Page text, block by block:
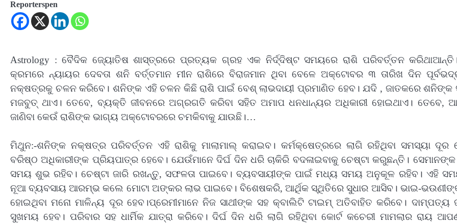
Reporterspen
Astrology : ବୈଦିକ ଜ୍ୟୋତିଷ ଶାସ୍ତ୍ରରେ ପ୍ରତ୍ୟକ ଗ୍ରହ ଏକ ନିର୍ଦ୍ଦିଷ୍ଟ ସମୟରେ ରାଶି ପରିବର୍ତ୍ତନ
କ୍ରମରେ ନ୍ୟାୟର ଦେବତା ଶନି ବର୍ତ୍ତମାନ ମୀନ ରାଶିରେ ବିରାଜମାନ ଥିବା ବେଳେ ଅକ୍ଟୋବର ୩ ତାରିଖ ଦିନ
ନକ୍ଷତ୍ରକୁ ଚଳନ କରିବେ। ଶନିଙ୍କ ଏହି ଚଳନ କିଛି ରାଶି ପାଇଁ ବେଶ୍ ଲାଭଦାୟୀ ପ୍ରମାଣିତ ହେବ। ଯଦି , ଜାତକରେ ଶନିଙ୍କ
ମଜବୁତ୍ ଥାଏ। ତେବେ, ବ୍ୟକ୍ତି ଜୀବନରେ ଅଗ୍ରଗତି କରିବା ସହିତ ଅମାପ ଧନଧାନ୍ୟର ଅଧିକାରୀ ହୋଇଥାଏ। ତେବେ,
ଜାଣିବା କେଉଁ ରାଶିଙ୍କ ଭାଗ୍ୟ ଅକ୍ଟୋବରରେ ଚମକିବାକୁ ଯାଉଛି।…
ମିଥୁନ:-ଶନିଙ୍କ ନକ୍ଷତ୍ର ପରିବର୍ତ୍ତନ ଏହି ରାଶିକୁ ମାଲାମାଲ୍ କରାଇବ। କର୍ମକ୍ଷେତ୍ରରେ ଲାଗି ରହିଥିବା ସମସ୍ୟା ଦୂର
ବରିଷ୍ଠ ଅଧିକାରୀଙ୍କ ପ୍ରିୟପାତ୍ର ହେବେ। ଯେଉଁମାନେ ଦିର୍ଘ ଦିନ ଧରି ଚାକିରି ବଦଳାଇବାକୁ ଚେଷ୍ଟା କରୁଛନ୍ତି। ସେମାନଙ୍କ
ସମୟ ଶୁଭ ରହିବ। ଚେଷ୍ଟା ଜାରି ରଖନ୍ତୁ, ସଫଳତା ପାଇବେ। ବ୍ୟବସାୟୀଙ୍କ ପାଇଁ ମଧ୍ୟ ସମୟ ଅନୁକୂଳ ରହିବ। ଏହି
ନୂଆ ବ୍ୟବସାୟ ଆରମ୍ଭ କଲେ ମୋଟା ଅଙ୍କର ଲାଭ ପାଇବେ। ବିଶେଷକରି, ଆର୍ଥିକ ସ୍ଥିତିରେ ସୁଧାର ଆସିବ। ଭାଇ-
ହୋଇଥିବା ମନୋ ମାଳିନ୍ୟ ଦୂର ହେବ।ପ୍ରେମୀମାନେ ନିଜ ସାଥୀଙ୍କ ସହ କ୍ବାଲିଟି ଟାଇମ୍ ଅତିବାହିତ କରିବେ। ଦାମ୍ପତ୍ୟ
ସୁଖମୟ ହେବ। ପରିବାର ସହ ଧାର୍ମିକ ଯାତ୍ରା କରିବେ। ଦିର୍ଘ ଦିନ ଧରି ଲାଗି ରହିଥିବା କୋର୍ଟ କଚେରୀ ମାମଲାର ରାୟ